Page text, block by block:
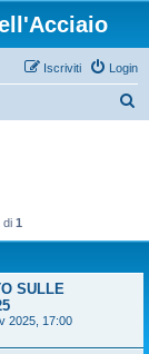
Login
Iscriviti
di 1
SULLE
2025, 17:00